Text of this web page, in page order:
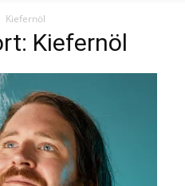
Kiefernöl
Kiefernöl